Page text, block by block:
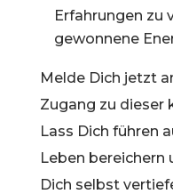
Erfahrungen zu
gewonnene
Melde Dich jetzt
Zugang zu dieser
Lass Dich führen
Leben bereichern
Dich selbst